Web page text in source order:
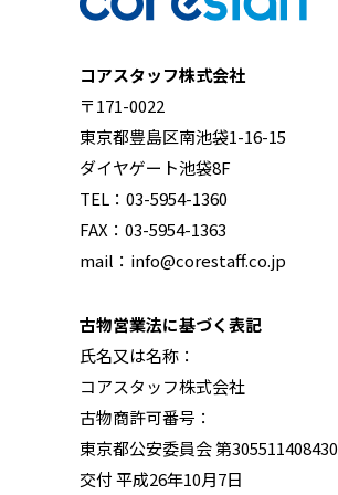
コアスタッフ株式会社
〒171-0022
東京都豊島区南池袋1-16-15
ダイヤゲート池袋8F
TEL：03-5954-1360
FAX：03-5954-1363
mail：info@corestaff.co.jp
古物営業法に基づく表記
氏名又は名称：
コアスタッフ株式会社
古物商許可番号：
東京都公安委員会 第
交付 平成26年10月7日